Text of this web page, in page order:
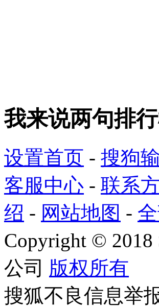
我来说两句排
设置首页 - 搜狗
客服中心 - 联系
绍 - 网站地图 -
Copyright © 2018
公司 版权所有
搜狐不良信息举